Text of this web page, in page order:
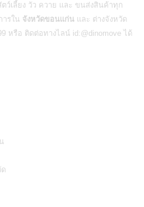
ตว์เลี้ยง วัว ควาย และ ขนส่งสินค้าทุก
ารใน จังหวัดขอนแก่น และ ต่างจังหวัด
หรือ ติดต่อทางไลน์ id:@dinomove ได้